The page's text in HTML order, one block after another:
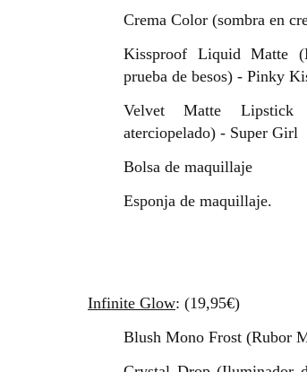
Crema Color (sombra en
Kissproof Liquid Matte
prueba de besos) - Pinky
Velvet Matte
aterciopelado) - Super Girl
Bolsa de maquillaje
Esponja de maquillaje.
Infinite Glow: (19,95€)
Blush Mono Frost (Rubor